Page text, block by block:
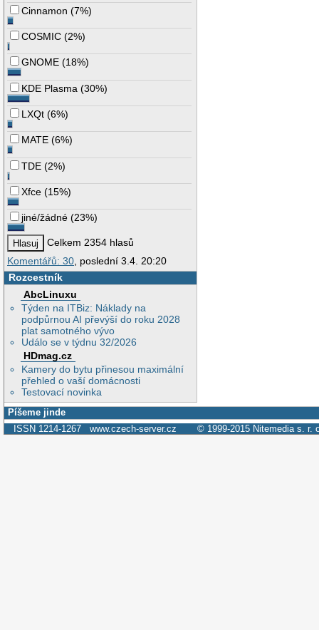
Cinnamon (7%)
COSMIC (2%)
GNOME (18%)
KDE Plasma (30%)
LXQt (6%)
MATE (6%)
TDE (2%)
Xfce (15%)
jiné/žádné (23%)
Celkem 2354 hlasů
Komentářů: 30 , poslední 3.4. 20:20
Rozcestník
AbcLinuxu
Týden na ITBiz: Náklady na
podpůrnou AI převýší do roku 2028
plat samotného vývo
Událo se v týdnu 32/2026
HDmag.cz
Kamery do bytu přinesou maximální
přehled o vaší domácnosti
Testovací novinka
Píšeme jinde
ISSN 1214-1267 www.czech-server.cz © 1999-2015 Nitemedia s. r.